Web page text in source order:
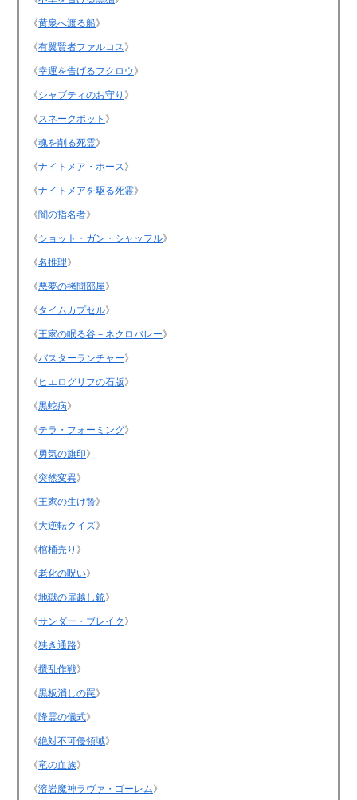
《黄泉へ渡る船》
《有翼賢者ファルコス》
《幸運を告げるフクロウ》
《シャブティのお守り 》
《スネークポット 》
《魂を削る死霊》
《ナイトメア・ホース》
《ナイトメアを駆る死霊》
《闇の指名者》
《ショット・ガン・シャッフル》
《名推理》
《悪夢の拷問部屋》
《タイムカプセル》
《王家の眠る谷－ネクロバレー》
《バスターランチャー》
《 ヒエログリフの石版》
《黒蛇病》
《テラ・フォーミング》
《勇気の旗印》
《突然変異》
《王家の生け贄》
《大逆転クイズ》
《棺桶売り 》
《老化の呪い》
《地獄の扉越し銃》
《サンダー・ブレイク 》
《狭き通路》
《攪乱作戦》
《黒板消しの罠》
《降霊の儀式》
《絶対不可侵領域》
《竜の血族》
《溶岩魔神ラヴァ・ゴーレム》